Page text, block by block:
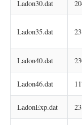
Ladon30.dat
Ladon35.dat
Ladon40.dat
Ladon46.dat
LadonExp.dat